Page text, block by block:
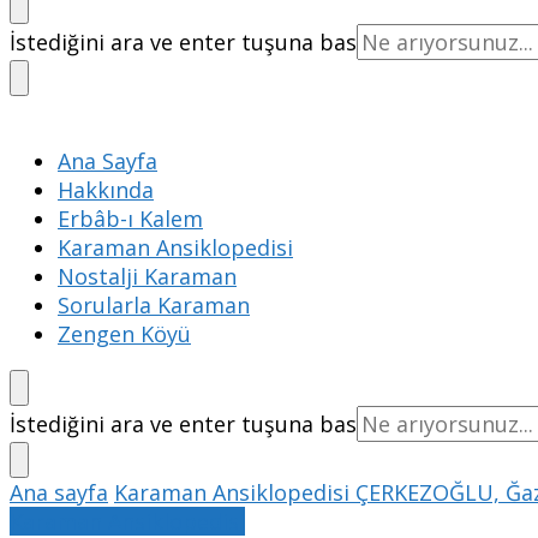
Bir
şey
mi
İstediğini ara ve enter tuşuna bas
Ana Sayfa
Hakkında
Erbâb-ı Kalem
Karaman Ansiklopedisi
Nostalji Karaman
Sorularla Karaman
Zengen Köyü
Bir
şey
mi
arıyorsunuz?
İstediğini ara ve enter tuşuna bas
Ana sayfa Karaman Ansiklopedisi ÇERKEZOĞLU,